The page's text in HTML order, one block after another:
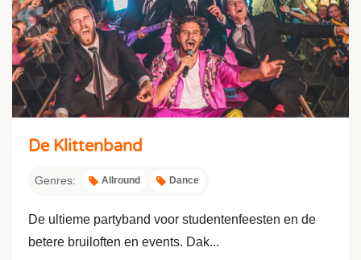
De Klittenband
Genres: Allround Dance
De ultieme partyband voor studentenfeesten en de
betere bruiloften en events. Dak...